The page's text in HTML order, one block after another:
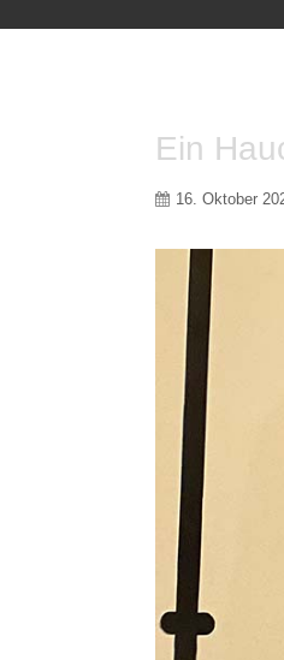
Ein
16. Oktober